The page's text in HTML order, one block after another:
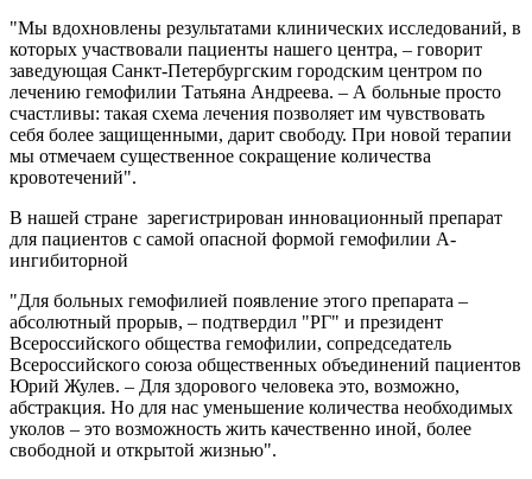
"Мы вдохновлены результатами клинических исследований, в
которых участвовали пациенты нашего центра, – говорит
заведующая Санкт-Петербургским городским центром по
лечению гемофилии Татьяна Андреева. – А больные просто
счастливы: такая схема лечения позволяет им чувствовать
себя более защищенными, дарит свободу. При новой терапии
мы отмечаем существенное сокращение количества
кровотечений".
В нашей стране зарегистрирован инновационный препарат
для пациентов с самой опасной формой гемофилии А-
ингибиторной
"Для больных гемофилией появление этого препарата –
абсолютный прорыв, – подтвердил "РГ" и президент
Всероссийского общества гемофилии, сопредседатель
Всероссийского союза общественных объединений пациентов
Юрий Жулев. – Для здорового человека это, возможно,
абстракция. Но для нас уменьшение количества необходимых
уколов – это возможность жить качественно иной, более
свободной и открытой жизнью".